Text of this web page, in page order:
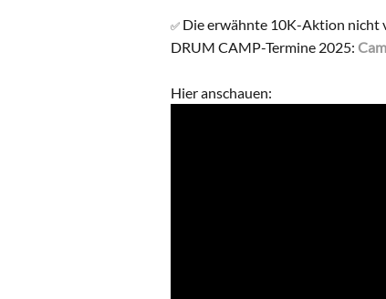
✅ Die erwähnte 10K-Aktion nicht
DRUM CAMP-Termine 2025:
Hier anschauen: